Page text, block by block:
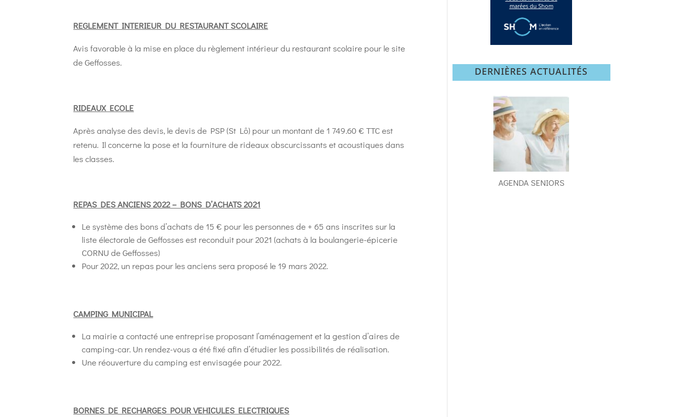
REGLEMENT INTERIEUR DU RESTAURANT SCOLAIRE
Avis favorable à la mise en place du règlement intérieur du restaurant scolaire pour le site
de Geffosses.
RIDEAUX ECOLE
Après analyse des devis, le devis de PSP (St Lô) pour un montant de 1 749.60 € TTC est
retenu. Il concerne la pose et la fourniture de rideaux obscurcissants et acoustiques dans
les classes.
REPAS DES ANCIENS 2022 – BONS D’ACHATS 2021
Le système des bons d’achats de 15 € pour les personnes de + 65 ans inscrites sur la
liste électorale de Geffosses est reconduit pour 2021 (achats à la boulangerie-épicerie
CORNU de Geffosses)
Pour 2022, un repas pour les anciens sera proposé le 19 mars 2022.
CAMPING MUNICIPAL
La mairie a contacté une entreprise proposant l’aménagement et la gestion d’aires de
camping-car. Un rendez-vous a été fixé afin d’étudier les possibilités de réalisation.
Une réouverture du camping est envisagée pour 2022.
BORNES DE RECHARGES POUR VEHICULES ELECTRIQUES
DERNIÈRES ACTUALITÉS
AGENDA SENIORS